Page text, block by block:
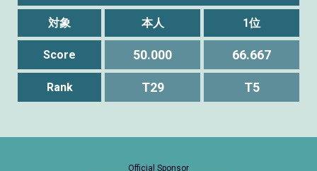
対象 本人 1位
Score 50.000 66.667
Rank T29 T5
Official Sponsor